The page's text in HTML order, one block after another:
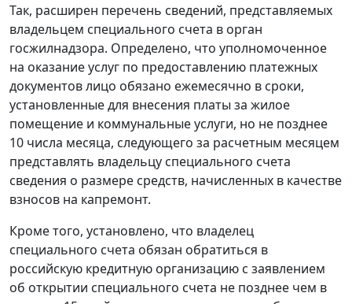
Так, расширен перечень сведений, представляемых
владельцем специального счета в орган
госжилнадзора. Определено, что уполномоченное
на оказание услуг по предоставлению платежных
документов лицо обязано ежемесячно в сроки,
установленные для внесения платы за жилое
помещение и коммунальные услуги, но не позднее
10 числа месяца, следующего за расчетным месяцем
представлять владельцу специального счета
сведения о размере средств, начисленных в качестве
взносов на капремонт.
Кроме того, установлено, что владелец
специального счета обязан обратиться в
российскую кредитную организацию с заявлением
об открытии специального счета не позднее чем в